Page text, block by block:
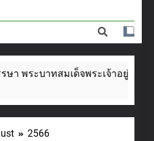
ชีวศึกษา
รสวรรค์
พระบาทสมเด็จพระเจ้าอยู่หัว ๒
2566